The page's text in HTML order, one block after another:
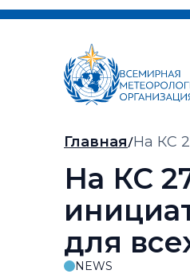
Перейти
содержанию
крошка
Главная На КС
На КС
для
NEWS